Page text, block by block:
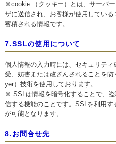
※cookie （クッキー）とは、サーバ
ザに送信され、お客様が使用してい
蓄積される情報です。
7.SSLの使用について
個人情報の入力時には、セキュリテ
受、妨害または改ざんされることを
yer）技術を使用しております。
※ SSLは情報を暗号化することで、
信する機能のことです。SSLを利用
が可能となります。
8.お問合せ先